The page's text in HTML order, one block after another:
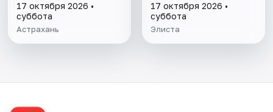
17 октября 2026 •
суббота
Астрахань
17 октября 2026 •
суббота
Элиста